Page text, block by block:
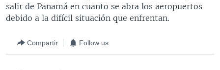
salir de Panamá en cuanto se abra los aeropuertos
debido a la difícil situación que enfrentan.
Compartir Follow us